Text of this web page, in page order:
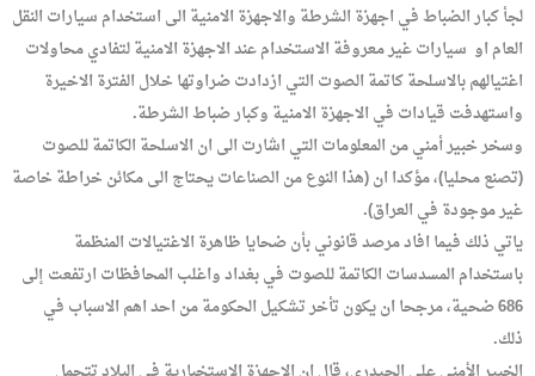
لجأ كبار الضباط في اجهزة الشرطة والاجهزة الامنية الى استخدام سيارات النقل
العام او سيارات غير معروفة الاستخدام عند الاجهزة الامنية لتفادي محاولات
اغتيالهم بالاسلحة كاتمة الصوت التي ازدادت ضراوتها خلال الفترة الاخيرة
واستهدفت قيادات في الاجهزة الامنية وكبار ضباط الشرطة.
وسخر خبير أمني من المعلومات التي اشارت الى ان الاسلحة الكاتمة للصوت
(تصنع محليا)، مؤكدا ان (هذا النوع من الصناعات يحتاج الى مكائن خراطة خاصة
غير موجودة في العراق).
ياتي ذلك فيما افاد مرصد قانوني بأن ضحايا ظاهرة الاغتيالات المنظمة
باستخدام المسدسات الكاتمة للصوت في بغداد واغلب المحافظات ارتفعت إلى
686 ضحية، مرجحا ان يكون تأخر تشكيل الحكومة من احد اهم الاسباب في
ذلك.